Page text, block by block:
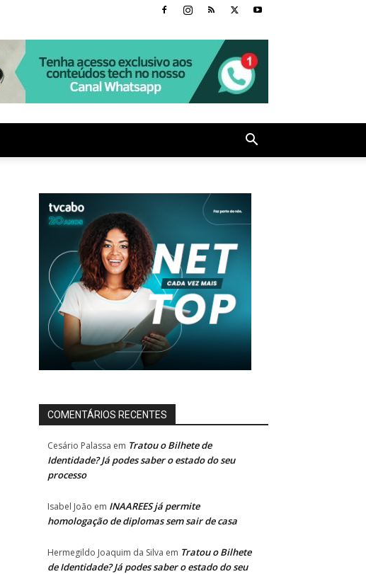
COMENTÁRIOS RECENTES
Cesário Palassa em Tratou o Bilhete de
Identidade? Já podes saber o estado do seu
processo
Isabel João em INAAREES já permite
homologação de diplomas sem sair de casa
Hermegildo Joaquim da Silva em Tratou o Bilhete
de Identidade? Já podes saber o estado do seu